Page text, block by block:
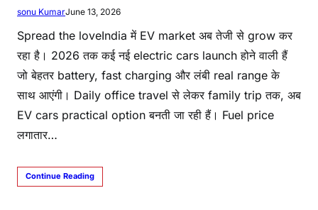
sonu KumarJune 13, 2026
Spread the loveIndia में EV market अब तेजी से grow कर
रहा है। 2026 तक कई नई electric cars launch होने वाली हैं
जो बेहतर battery, fast charging और लंबी real range के
साथ आएंगी। Daily office travel से लेकर family trip तक, अब
EV cars practical option बनती जा रही हैं। Fuel price
लगातार…
Continue Reading